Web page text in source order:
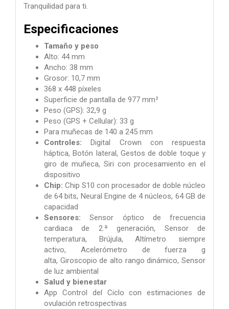
Tranquilidad para ti.
Especificaciones
Tamaño y peso
Alto: 44 mm
Ancho: 38 mm
Grosor: 10,7 mm
368 x 448 píxeles
Superficie de pantalla de 977 mm²
Peso (GPS): 32,9 g
Peso (GPS + Cellular): 33 g
Para muñecas de 140 a 245 mm
Controles: Digital Crown con respuesta
háptica, Botón lateral, Gestos de doble toque y
giro de muñeca, Siri con procesamiento en el
dispositivo
Chip: Chip S10 con procesador de doble núcleo
de 64 bits, Neural Engine de 4 núcleos, 64 GB de
capacidad
Sensores:Sensor óptico de frecuencia
cardiaca de 2.ª generación, Sensor de
temperatura, Brújula, Altímetro siempre
activo, Acelerómetro de fuerza g
alta, Giroscopio de alto rango dinámico, Sensor
de luz ambiental
Salud y bienestar
App Control del Ciclo con estimaciones de
ovulación retrospectivas